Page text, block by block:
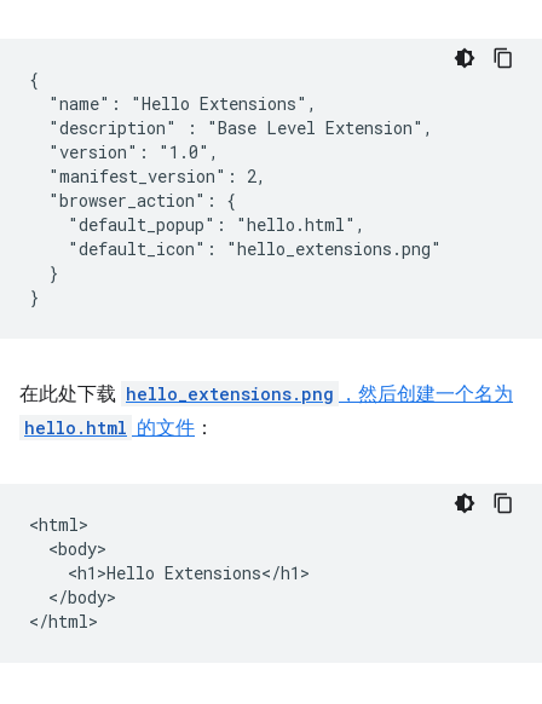
{
  "name": "Hello Extensions",
  "description" : "Base Level Extension",
  "version": "1.0",
  "manifest_version": 2,
  "browser_action": {
    "default_popup": "hello.html",
    "default_icon": "hello_extensions.png"
  }
在此处下载 hello_extensions.png ，然后创建一个名为
hello.html 的文件 ：
<html>
  <body>
    <h1>Hello Extensions</h1>
  </body>